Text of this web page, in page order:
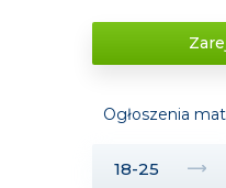
Ogłoszenia
18-25